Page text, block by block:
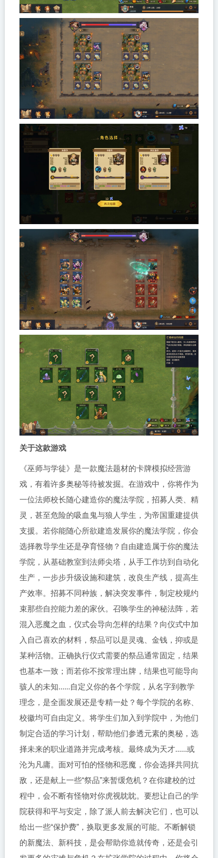
关于这款游戏
《巫师与学徒》是一款魔法题材的卡牌模拟经营游
戏，有着许多奥秘等待被发掘。在游戏中，你将作为
一位法师校长随心建造你的魔法学院，招募人类、精
灵，甚至危险的吸血鬼与狼人学生，为帝国重建提供
支援。若你能随心所欲建造发展你的魔法学院，你会
选择教导学生还是孕育怪物？自由建造属于你的魔法
学院，从基础教室到法师尖塔，从手工作坊到自动化
生产，一步步升级设施和建筑，改良生产线，提高生
产效率。招募不同种族，解决突发事件，制定校规约
束那些自控能力差的家伙。召唤学生的神秘法阵，若
混入恶魔之血，仪式会导向怎样的结果？向仪式中加
入自己喜欢的材料，祭品可以是灵魂、金钱，抑或是
某种活物。正确执行仪式需要的祭品通常固定，结果
也基本一致；而若你不按常理出牌，结果也可能导向
骇人的未知......自定义你的各个学院，从名字到教学
理念，是全面发展还是专精一处？每个学院的名称、
校徽均可自由定义。将学生们加入到学院中，为他们
制定合适的学习计划，帮助他们参透元素的奥秘，选
择未来的职业道路并完成考核。最终成为天才......或
沦为凡庸。面对可怕的怪物和恶魔，你会选择共同抗
敌，还是献上一些“祭品”来暂缓危机？在你建校的过
程中，会不断有怪物对你虎视眈眈。要想让自己的学
院获得和平与安定，除了派人前去解决它们，也可以
给出一些“保护费”，换取更多发展的可能。不断解锁
的新魔法、新科技，是会帮助你造就传奇，还是会引